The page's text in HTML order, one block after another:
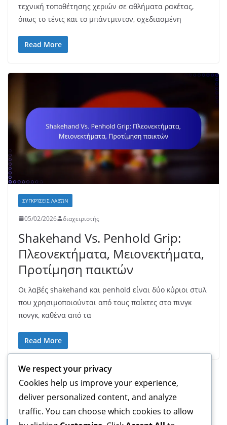
τεχνική τοποθέτησης χεριών σε αθλήματα ρακέτας,
όπως το τένις και το μπάντμιντον, σχεδιασμένη
Read More
ΣΥΓΚΡΊΣΕΙΣ ΛΑΒΏΝ
05/02/2026 διαχειριστής
Shakehand Vs. Penhold Grip:
Πλεονεκτήματα, Μειονεκτήματα,
Προτίμηση παικτών
Οι λαβές shakehand και penhold είναι δύο κύριοι στυλ
που χρησιμοποιούνται από τους παίκτες στο πινγκ
πονγκ, καθένα από τα
Read More
← Previous
We respect your privacy
Cookies help us improve your experience,
deliver personalized content, and analyze
traffic. You can choose which cookies to allow